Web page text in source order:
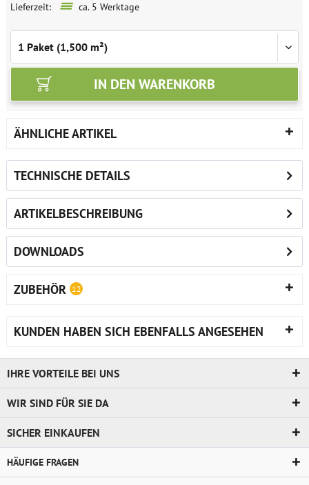
Lieferzeit: ca. 5 Werktage
IN DEN WARENKORB
ÄHNLICHE ARTIKEL
TECHNISCHE DETAILS
ARTIKELBESCHREIBUNG
DOWNLOADS
ZUBEHÖR 12
KUNDEN HABEN SICH EBENFALLS ANGESEHEN
IHRE VORTEILE BEI UNS
WIR SIND FÜR SIE DA
SICHER EINKAUFEN
HÄUFIGE FRAGEN